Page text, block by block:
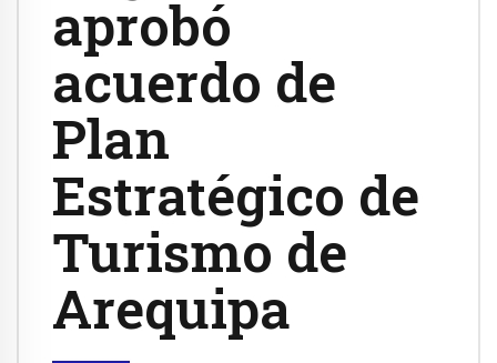
aprobó
acuerdo de
Plan
Estratégico de
Turismo de
Arequipa